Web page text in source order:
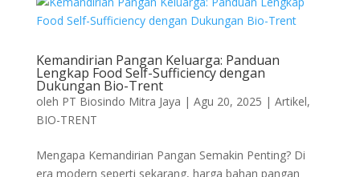
Kemandirian Pangan Keluarga: Panduan
Lengkap Food Self-Sufficiency dengan
Dukungan Bio-Trent
oleh PT Biosindo Mitra Jaya | Agu 20, 2025 | Artikel,
BIO-TRENT
Mengapa Kemandirian Pangan Semakin Penting? Di
era modern seperti sekarang, harga bahan pangan